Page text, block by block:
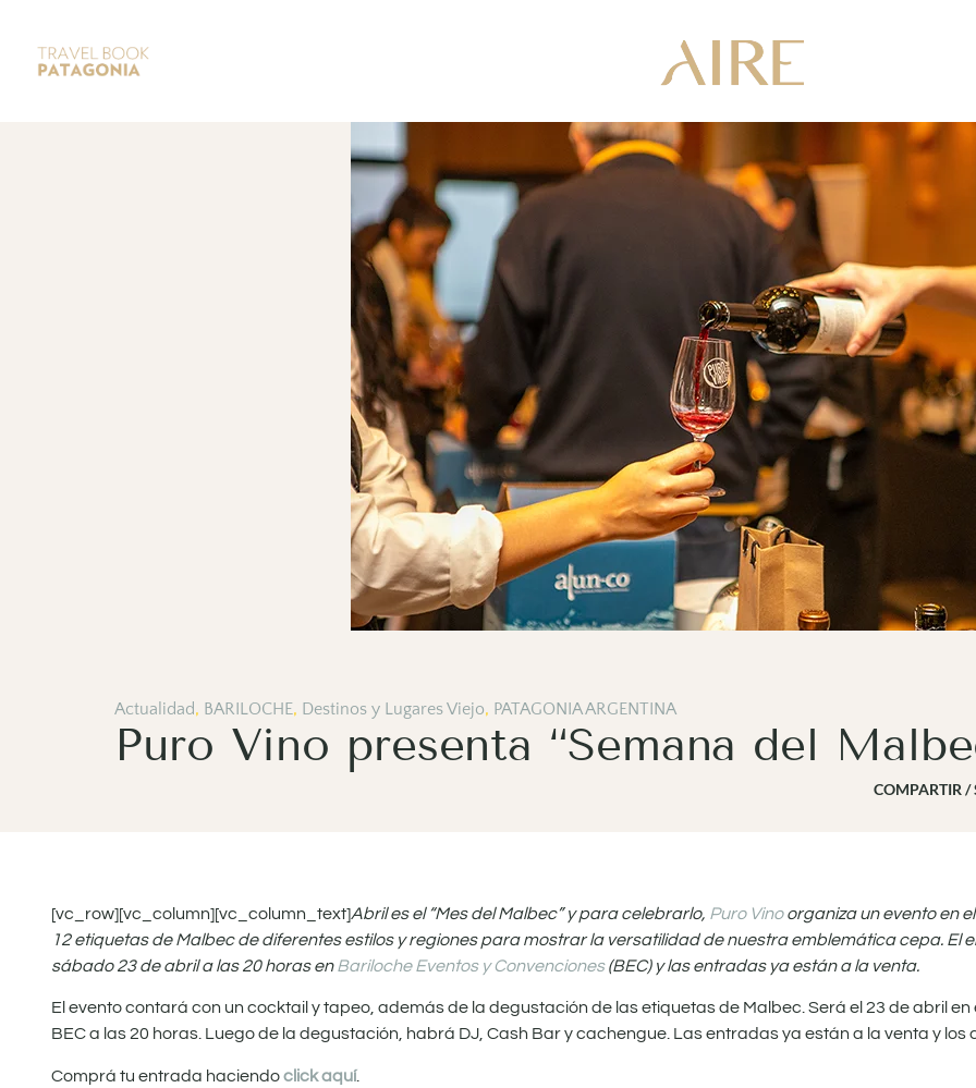
Actualidad, BARILOCHE, Destinos y Lugares Viejo, PATAGONIA ARGENTINA
Puro Vino presenta “Semana del
COMPARTIR /
[vc_row][vc_column][vc_column_text]Abril es el “Mes del Malbec” y para celebrarlo, Puro Vinoorganiza un evento en
12 etiquetas de Malbec de diferentes estilos y regiones para mostrar la versatilidad de nuestra emblemática cepa. El
sábado 23 de abril a las 20 horas enBariloche Eventos y Convenciones(BEC) y las entradas ya están a la venta.
El evento contará con un cocktail y tapeo, además de la degustación de las etiquetas de Malbec. Será el 23 de abril en
BEC a las 20 horas. Luego de la degustación, habrá DJ, Cash Bar y cachengue. Las entradas ya están a la venta y los
Comprá tu entrada haciendoclick aquí.